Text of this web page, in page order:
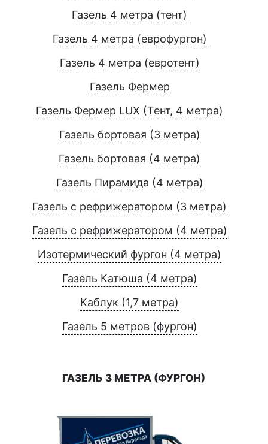
Газель 4 метра (тент)
Газель 4 метра (еврофургон)
Газель 4 метра (евротент)
Газель Фермер
Газель Фермер LUX (Тент, 4 метра)
Газель бортовая (3 метра)
Газель бортовая (4 метра)
Газель Пирамида (4 метра)
Газель с рефрижератором (3 метра)
Газель с рефрижератором (4 метра)
Изотермический фургон (4 метра)
Газель Катюша (4 метра)
Каблук (1,7 метра)
Газель 5 метров (фургон)
ГАЗЕЛЬ 3 МЕТРА (ФУРГОН)